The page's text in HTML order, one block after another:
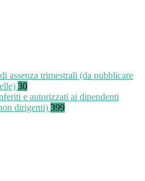
assenza trimestrali (da pubblicare
30
e autorizzati ai dipendenti
dirigenti) 399